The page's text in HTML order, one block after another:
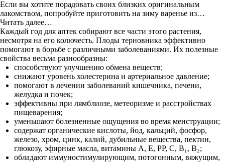
Если вы хотите порадовать своих близких оригинальным
лакомством, попробуйте приготовить на зиму варенье из…
Читать далее…
Каждый год для аптек собирают все части этого растения,
несмотря на его колючесть. Плоды терновника эффективно
помогают в борьбе с различными заболеваниями. Их полезные
свойства весьма разнообразны:
способствуют улучшению обмена веществ;
снижают уровень холестерина и артериальное давление;
помогают в лечении заболеваний кишечника, печени,
желудка и почек;
эффективны при лямблиозе, метеоризме и расстройствах
пищеварения;
уменьшают болезненные ощущения во время менструации;
содержат органические кислоты, йод, кальций, фосфор,
железо, хром, цинк, калий, дубильные вещества, пектин,
глюкозу, эфирные масла, витамины A, E, PP, C, B₁, B₂;
обладают иммуностимулирующим, потогонным, вяжущим,